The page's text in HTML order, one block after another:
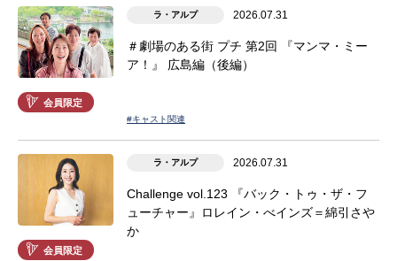
会員限定
ラ・アルプ 2026.07.31
＃劇場のある街 プチ 第2回 『マンマ・ミー
ア！』 広島編（後編）
#キャスト関連
会員限定
ラ・アルプ 2026.07.31
Challenge vol.123 『バック・トゥ・ザ・フ
ューチャー』ロレイン・べインズ＝綿引さや
か